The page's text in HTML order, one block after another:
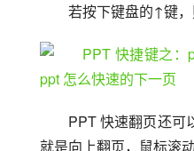
若按下键盘的↑键
PPT 快速翻页还可
就是向上翻页，鼠标滚